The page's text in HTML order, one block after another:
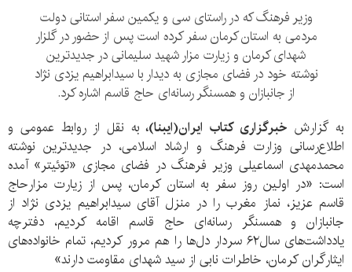
وزیر فرهنگ که در راستای سی و یکمین سفر استانی دولت
مردمی به استان کرمان سفر کرده است پس از حضور در گلزار
شهدای کرمان و زیارت مزار شهید سلیمانی در جدیدترین
نوشته خود در فضای مجازی به دیدار با سیدابراهیم یزدی نژاد
از جانبازان و همسنگر رسانه‌ای‌ حاج قاسم اشاره کرد.
به گزارش خبرگزاری کتاب ایران(ایبنا)، به نقل از روابط عمومی و
اطلاع‌رسانی وزارت فرهنگ و ارشاد اسلامی، در جدیدترین نوشته
محمدمهدی اسماعیلی وزیر فرهنگ در فضای مجازی «توئیتر» آمده
است: «‏در اولین روز سفر به استان کرمان، پس از زیارت مزارحاج
قاسم عزیز، نماز مغرب را در منزل آقای سیدابراهیم یزدی نژاد از
جانبازان و همسنگر رسانه‌ای حاج قاسم اقامه کردیم، دفترچه
یادداشت‌های سال۶۲ سردار دل‌ها را هم مرور کردیم، تمام خانواده‌های
ایثارگران کرمان، خاطرات نابی از سید شهدای مقاومت دارند»